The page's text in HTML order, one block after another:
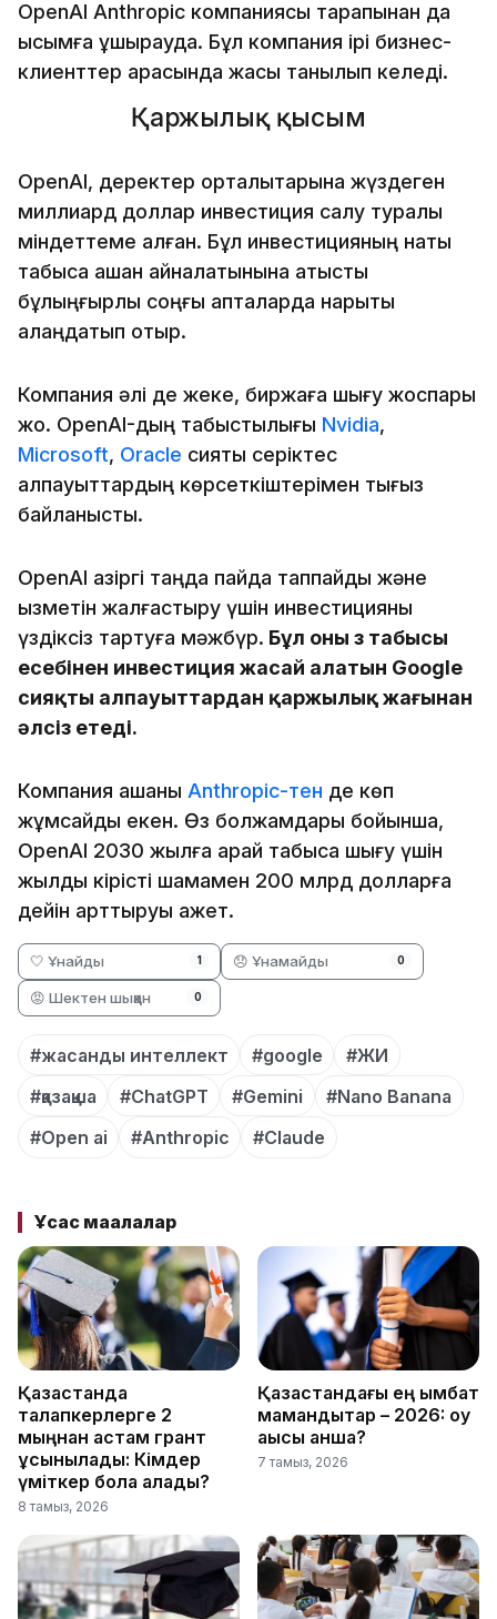
OpenAI Anthropic компаниясы тарапынан да
қысымға ұшырауда. Бұл компания ірі бизнес-
клиенттер арасында жақсы танылып келеді.
Қаржылық қысым
OpenAI, деректер орталықтарына жүздеген
миллиард доллар инвестиция салу туралы
міндеттеме алған. Бұл инвестицияның нақты
табысқа қашан айналатынына қатысты
бұлыңғырлық соңғы апталарда нарықты
алаңдатып отыр.
Компания әлі де жеке, биржаға шығу жоспары
жоқ. OpenAI-дың табыстылығы Nvidia,
Microsoft, Oracle сияқты серіктес
алпауыттардың көрсеткіштерімен тығыз
байланысты.
OpenAI қазіргі таңда пайда таппайды және
қызметін жалғастыру үшін инвестицияны
үздіксіз тартуға мәжбүр. Бұл оны өз табысы
есебінен инвестиция жасай алатын Google
сияқты алпауыттардан қаржылық жағынан
әлсіз етеді.
Компания ақшаны Anthropic-тен де көп
жұмсайды екен. Өз болжамдары бойынша,
OpenAI 2030 жылға қарай табысқа шығу үшін
жылдық кірісті шамамен 200 млрд долларға
дейін арттыруы қажет.
🤍 Ұнайды 1 😞 Ұнамайды 0
😡 Шектен шыққан 0
#жасанды интеллект #google
#ЖИ
#қазақша
#ChatGPT #Gemini
#Nano Banana
#Open ai
#Anthropic #Claude
Ұқсас мақалалар
Қазақстанда
талапкерлерге 2
мыңнан астам грант
ұсынылады: Кімдер
үміткер бола алады?
8 тамыз, 2026
Қазақстандағы ең қымбат
мамандықтар – 2026: оқу
ақысы қанша?
7 тамыз, 2026